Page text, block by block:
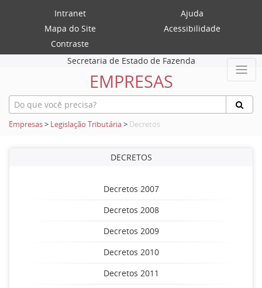
Intranet
Ajuda
Mapa do Site
Acessibilidade
Contraste
Secretaria de Estado de Fazenda
EMPRESAS
Empresas> Legislação Tributária> Decretos
DECRETOS
Decretos 2007
Decretos 2008
Decretos 2009
Decretos 2010
Decretos 2011